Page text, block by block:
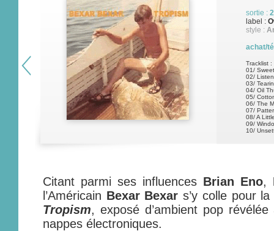
sortie :
label :
style :
achat/
Tracklist :
01/
02/
03/
04/ Oil
05/
06/ The
07/
08/ A
09/
10/
Citant parmi ses influences Brian Eno,
l’Américain Bexar Bexar s’y colle pour
Tropism, exposé d’ambient pop
nappes électroniques.